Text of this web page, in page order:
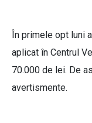
În primele opt luni
aplicat în Centrul
70.000 de lei. De
avertismente.